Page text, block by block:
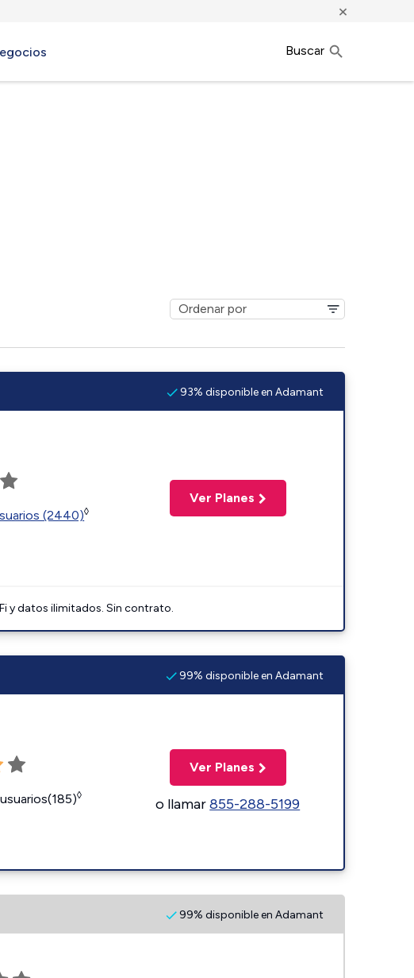
×
Buscar
93% disponible en Adamant
(2440)◊
Ver Planes
y datos ilimitados. Sin contrato.
99% disponible en Adamant
◊
Ver Planes
o llamar855-288-5199
99% disponible en Adamant